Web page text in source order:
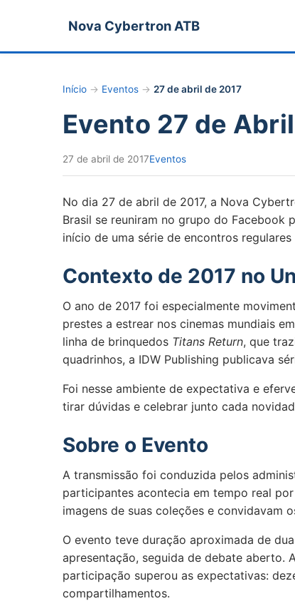
Nova Cybertron ATB
Início → Eventos → 27 de abril de 2017
Evento 27 de
27 de abril de 2017Eventos
No dia 27 de abril de 2017, a Nova
Brasil se reuniram no grupo do
início de uma série de encontros
Contexto de 2017 no
O ano de 2017 foi especialmente
prestes a estrear nos cinemas mundiais
linha de brinquedos Titans Return, que
quadrinhos, a IDW Publishing publicava
Foi nesse ambiente de expectativa e
tirar dúvidas e celebrar junto cada
Sobre o Evento
A transmissão foi conduzida pelos
participantes acontecia em tempo real
imagens de suas coleções e convidavam
O evento teve duração aproximada de
apresentação, seguida de debate aberto.
participação superou as expectativas:
compartilhamentos.